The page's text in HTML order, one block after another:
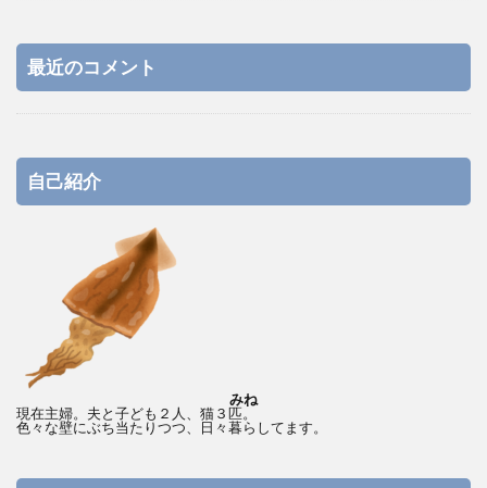
最近のコメント
自己紹介
みね
現在主婦。夫と子ども２人、猫３匹。
色々な壁にぶち当たりつつ、日々暮らしてます。